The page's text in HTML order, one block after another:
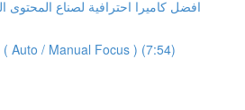
افضل كاميرا احترافية لصناع المحتوى
يعنى ايه فوكاس ( Auto / Manual Focus ) (7:54)